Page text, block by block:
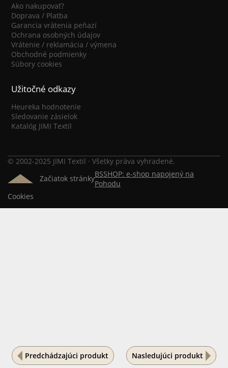
Predchádzajúci produkt Nasledujúci produkt
Ako nakupovať?
Doprava / Platba
Garancia vrátenia peňazí
Ochrana osobných údajov
Vrátenie / reklamácia / výmena
Obchodné podmienky
Súbory cookies
Užitočné odkazy
Heureka hodnotenie
Sledovanie zásielok
Katalóg JIMI Textil
© 2002-2025 JIMI Textil · Všetky práva vyhradené.
Začiatok stránkyBSSHOP: e-shop napojený na
Pohodu
Cookies